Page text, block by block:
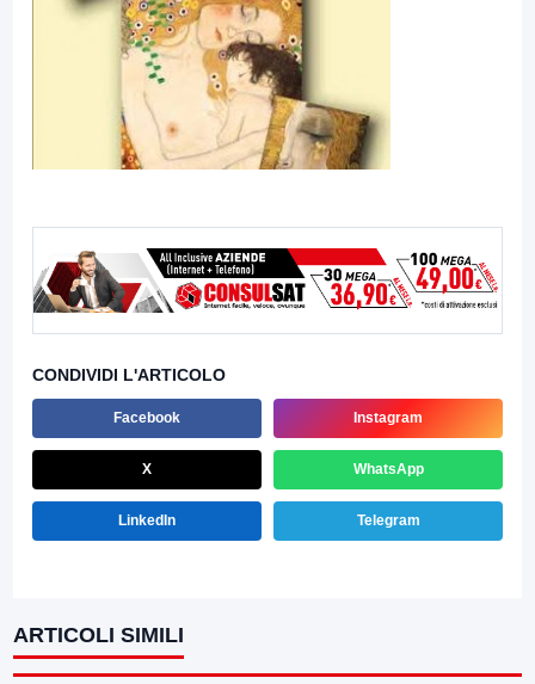
CONDIVIDI L'ARTICOLO
Facebook Instagram
X WhatsApp
LinkedIn Telegram
ARTICOLI SIMILI